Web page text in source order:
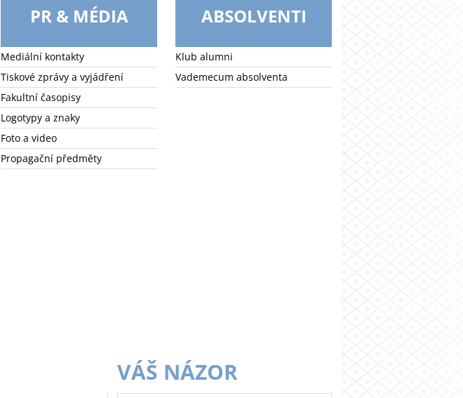
PR & MÉDIA
Mediální kontakty
Tiskové zprávy a vyjádření
Fakultní časopisy
Logotypy a znaky
Foto a video
Propagační předměty
ABSOLVENTI
Klub alumni
Vademecum absolventa
VÁŠ NÁZOR